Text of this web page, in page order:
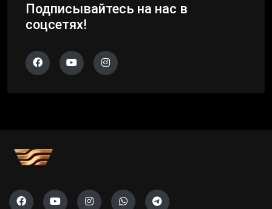
Подписывайтесь на нас в
соцсетях!